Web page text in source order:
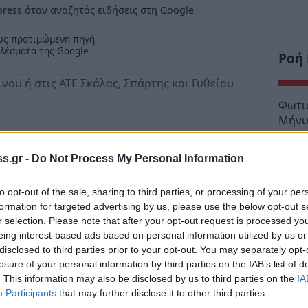
- Do Not Process My Personal Information
opt-out of the sale, sharing to third parties, or processing of your
for targeted advertising by us, please use the below opt-out
selection. Please note that after your opt-out request is processed
interest-based ads based on personal information utilized by us
to third parties prior to your opt-out. You may separately
of your personal information by third parties on the IAB’s list of
This information may also be disclosed by us to third parties on the
Participants that may further disclose it to other third parties.
όταν αναζητάς ειδήσεις στη Google
προτιμώμενη πηγή
της Google
ή στις ΑΤΕ Σκάλας, Σπάρτης και Γυθείου
Συνέλευσης του Αγροτικού
του υποκαταστήματος της Αγροτικής
κ.Θανάσης Δαβάκης και Γρηγόρης
που κατέθεσε έλαβε απάντηση από το
της Διοίκησης της ΑΤΕ. Στην απάντηση
καταργείται στα πλαίσια της περικοπής
Ροή
14:21
14:12